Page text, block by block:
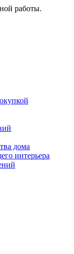
работы.
дома
интерьера